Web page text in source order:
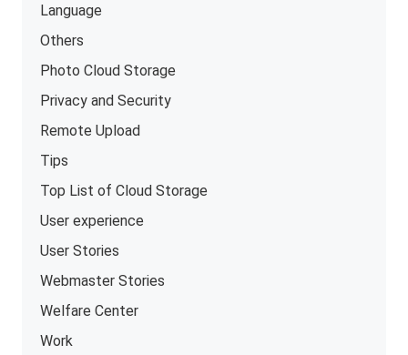
Language
Others
Photo Cloud Storage
Privacy and Security
Remote Upload
Tips
Top List of Cloud Storage
User experience
User Stories
Webmaster Stories
Welfare Center
Work